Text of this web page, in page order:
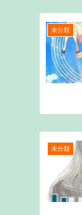
未分類
未分類